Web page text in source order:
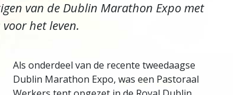
van de Dublin Marathon Expo met
het leven.
Als onderdeel van de recente tweedaagse
Dublin Marathon Expo, was een Pastoraal